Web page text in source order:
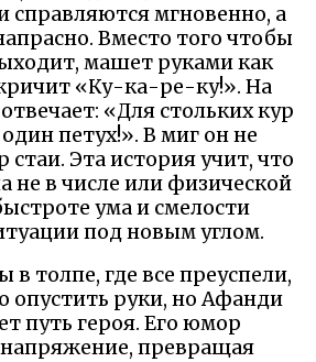
справляются мгновенно, а
Вместо того чтобы
машет руками как
«Ку-ка-ре-ку!». На
«Для стольких кур
петух!». В миг он не
стаи. Эта история учит, что
не в числе или физической
ума и смелости
под новым углом.
в толпе, где все преуспели,
опустить руки, но Афанди
путь героя. Его юмор
превращая